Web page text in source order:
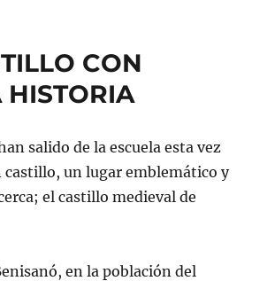
CON
HISTORIA
salido de la escuela esta vez
castillo, un lugar emblemático y
el castillo medieval de
en la población del